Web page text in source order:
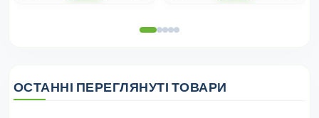
ОСТАННІ ПЕРЕГЛЯНУТІ ТОВАРИ